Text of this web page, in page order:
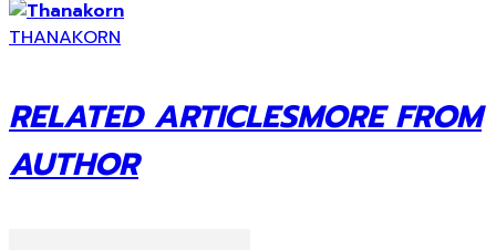
THANAKORN
RELATED ARTICLESMORE FROM
AUTHOR